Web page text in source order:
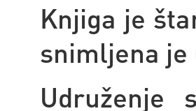
Knjiga je
snimljena je
Udruženje